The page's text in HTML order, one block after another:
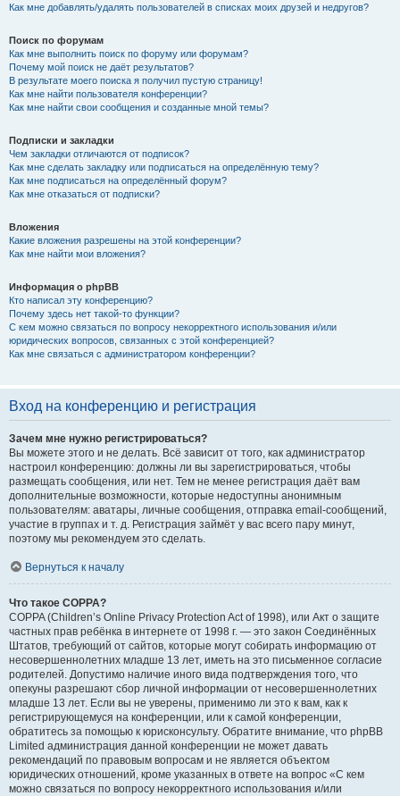
Как мне добавлять/удалять пользователей в списках моих друзей и недругов?
Поиск по форумам
Как мне выполнить поиск по форуму или форумам?
Почему мой поиск не даёт результатов?
В результате моего поиска я получил пустую страницу!
Как мне найти пользователя конференции?
Как мне найти свои сообщения и созданные мной темы?
Подписки и закладки
Чем закладки отличаются от подписок?
Как мне сделать закладку или подписаться на определённую тему?
Как мне подписаться на определённый форум?
Как мне отказаться от подписки?
Вложения
Какие вложения разрешены на этой конференции?
Как мне найти мои вложения?
Информация о phpBB
Кто написал эту конференцию?
Почему здесь нет такой-то функции?
С кем можно связаться по вопросу некорректного использования и/или
юридических вопросов, связанных с этой конференцией?
Как мне связаться с администратором конференции?
Вход на конференцию и регистрация
Зачем мне нужно регистрироваться?
Вы можете этого и не делать. Всё зависит от того, как администратор
настроил конференцию: должны ли вы зарегистрироваться, чтобы
размещать сообщения, или нет. Тем не менее регистрация даёт вам
дополнительные возможности, которые недоступны анонимным
пользователям: аватары, личные сообщения, отправка email-сообщений,
участие в группах и т. д. Регистрация займёт у вас всего пару минут,
поэтому мы рекомендуем это сделать.
Вернуться к началу
Что такое COPPA?
COPPA (Children’s Online Privacy Protection Act of 1998), или Акт о защите
частных прав ребёнка в интернете от 1998 г. — это закон Соединённых
Штатов, требующий от сайтов, которые могут собирать информацию от
несовершеннолетних младше 13 лет, иметь на это письменное согласие
родителей. Допустимо наличие иного вида подтверждения того, что
опекуны разрешают сбор личной информации от несовершеннолетних
младше 13 лет. Если вы не уверены, применимо ли это к вам, как к
регистрирующемуся на конференции, или к самой конференции,
обратитесь за помощью к юрисконсульту. Обратите внимание, что phpBB
Limited администрация данной конференции не может давать
рекомендаций по правовым вопросам и не является объектом
юридических отношений, кроме указанных в ответе на вопрос «С кем
можно связаться по вопросу некорректного использования и/или